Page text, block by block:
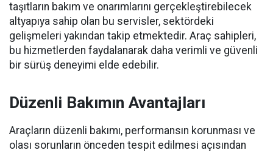
taşıtların bakım ve onarımlarını gerçekleştirebilecek
altyapıya sahip olan bu servisler, sektördeki
gelişmeleri yakından takip etmektedir. Araç sahipleri,
bu hizmetlerden faydalanarak daha verimli ve güvenli
bir sürüş deneyimi elde edebilir.
Düzenli Bakımın Avantajları
Araçların düzenli bakımı, performansın korunması ve
olası sorunların önceden tespit edilmesi açısından